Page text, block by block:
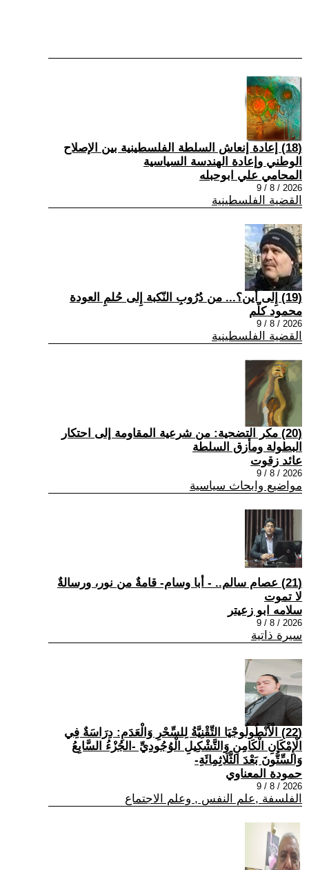
(18) إعادة إنعاش السلطة الفلسطينية بين الإصلاح
الوطني وإعادة الهندسة السياسية
المحامي علي ابوحبله
2026 / 8 / 9
القضية الفلسطينية
(19) إِلى أين؟... من دُرُوبِ النّكبة إِلى حُلمِ العودة
محمود كلّم
2026 / 8 / 9
القضية الفلسطينية
(20) مكر التضحية: من شرعية المقاومة إلى احتكار
البطولة ومأزق السلطة
عائد زقوت
2026 / 8 / 9
مواضيع وابحاث سياسية
(21) عصام سالم.. - أبا وسام- قامةٌ من نور، ورسالةٌ
لا تموت
سلامه ابو زعيتر
2026 / 8 / 9
سيرة ذاتية
(22) الْأَنْطُولُوجْيَا التِّقْنِيَّةُ لِلسِّحْرِ وَالْعَدَمِ: دِرَاسَةٌ فِي
الْإِمْكَانِ الْكَامِنِ وَالتَّشْكِيلِ الْوُجُودِيِّ -الجُزْءُ السَّابِعُ
وَالسِّتُّونَ بَعْدَ الثَّلَاثِمِائَةِ-
حمودة المعناوي
2026 / 8 / 9
الفلسفة ,علم النفس , وعلم الاجتماع